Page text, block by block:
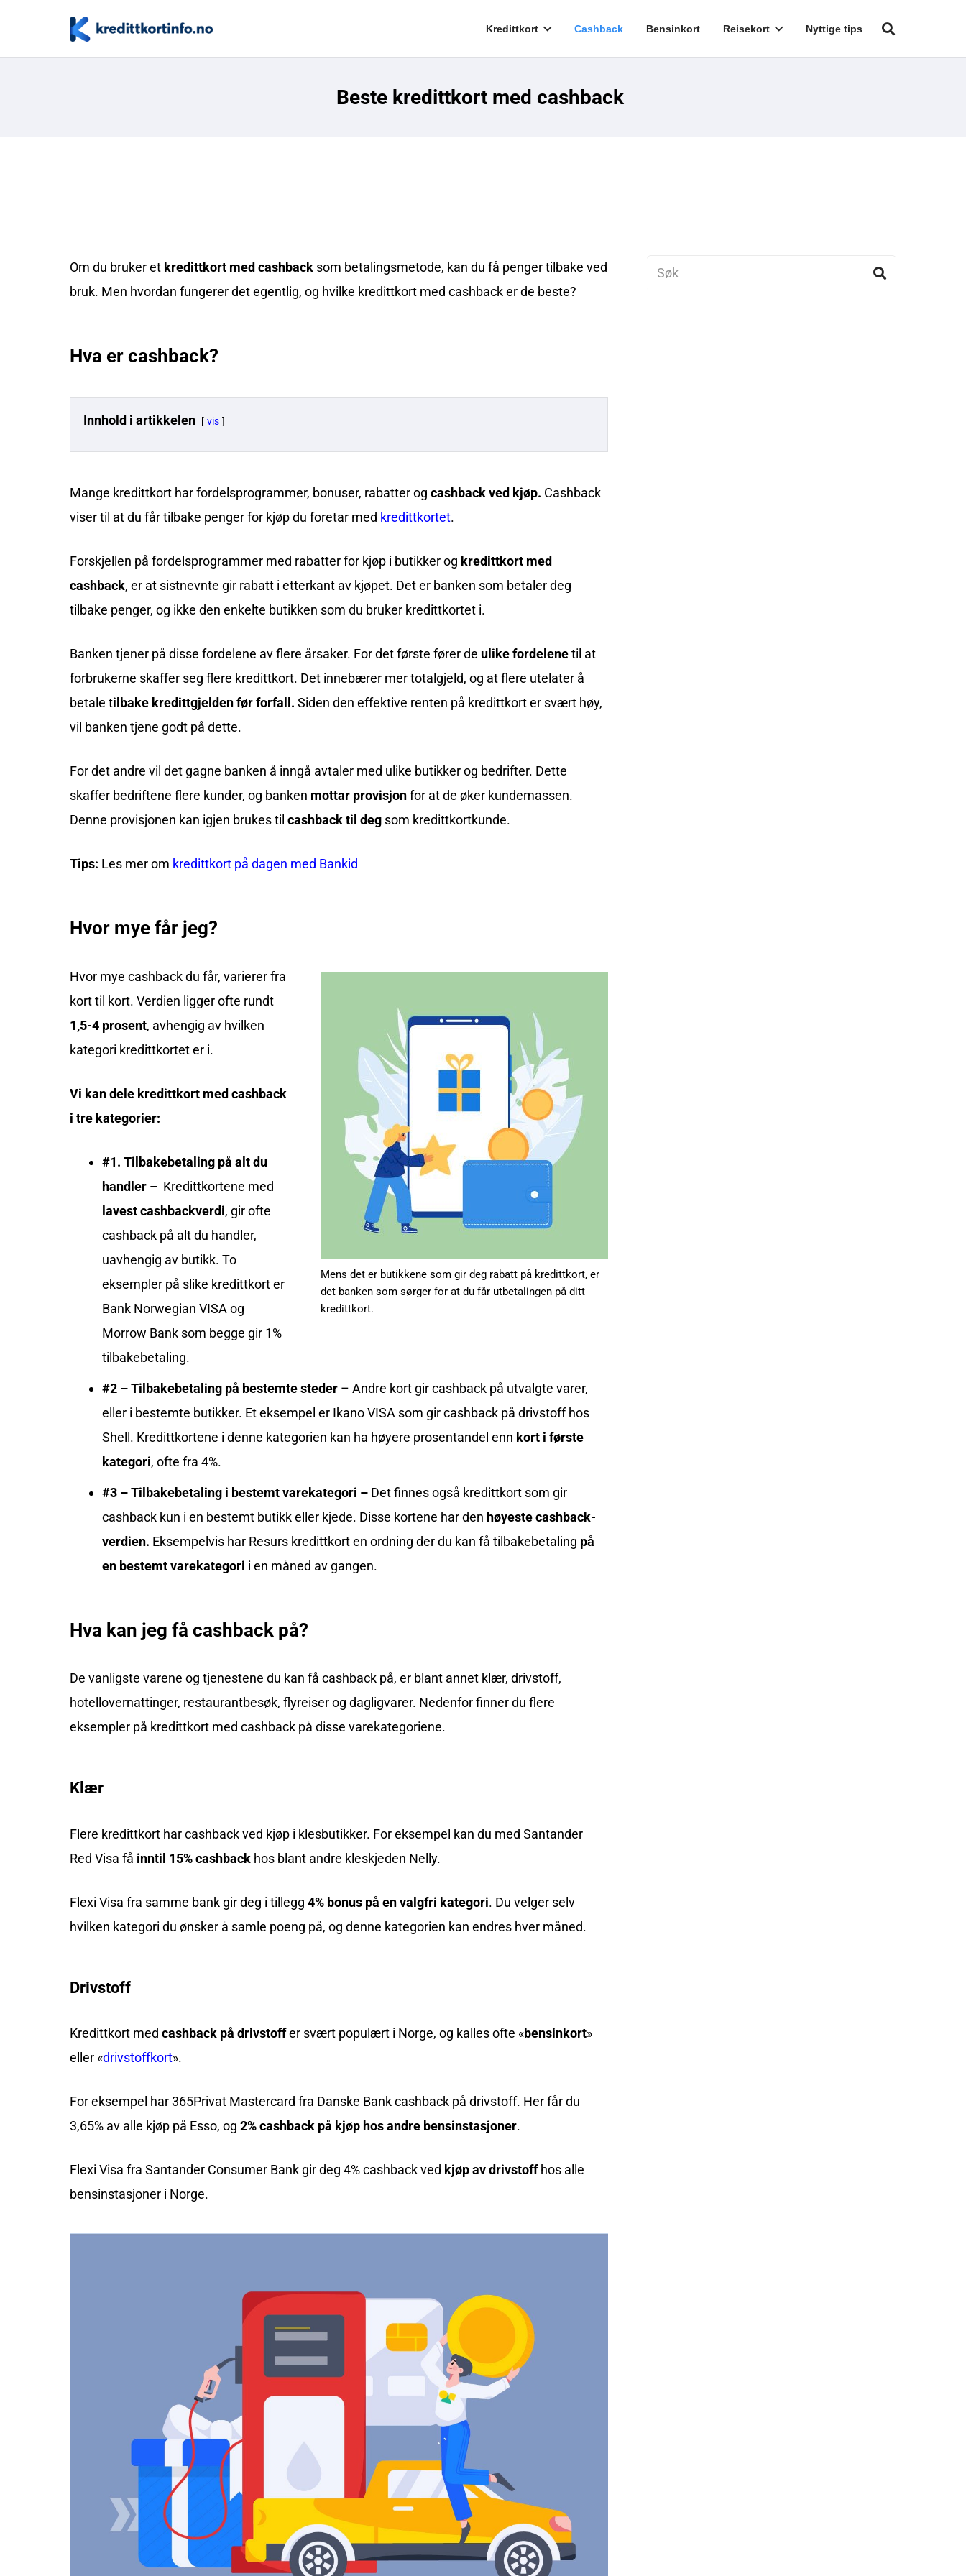
Kredittkort Cashback Bensinkort Reisekort Nyttige tips
Beste kredittkort med cashback
Om du bruker et kredittkort med cashback som betalingsmetode, kan du få penger tilbake ved
bruk. Men hvordan fungerer det egentlig, og hvilke kredittkort med cashback er de beste?
Hva er cashback?
Innhold i artikkelen vis
Mange kredittkort har fordelsprogrammer, bonuser, rabatter og cashback ved kjøp. Cashback
viser til at du får tilbake penger for kjøp du foretar med kredittkortet.
Forskjellen på fordelsprogrammer med rabatter for kjøp i butikker og kredittkort med
cashback, er at sistnevnte gir rabatt i etterkant av kjøpet. Det er banken som betaler deg
tilbake penger, og ikke den enkelte butikken som du bruker kredittkortet i.
Banken tjener på disse fordelene av flere årsaker. For det første fører de ulike fordelenetil at
forbrukerne skaffer seg flere kredittkort. Det innebærer mer totalgjeld, og at flere utelater å
betale tilbake kredittgjelden før forfall. Siden den effektive renten på kredittkort er svært høy,
vil banken tjene godt på dette.
For det andre vil det gagne banken å inngå avtaler med ulike butikker og bedrifter. Dette
skaffer bedriftene flere kunder, og banken mottar provisjonfor at de øker kundemassen.
Denne provisjonen kan igjen brukes til cashback til deg som kredittkortkunde.
Tips: Les mer om kredittkort på dagen med Bankid
Hvor mye får jeg?
Mens det er butikkene som gir deg rabatt på kredittkort, er
det banken som sørger for at du får utbetalingen på ditt
kredittkort.
Hvor mye cashback du får, varierer fra
kort til kort. Verdien ligger ofte rundt
1,5-4 prosent, avhengig av hvilken
kategori kredittkortet er i.
Vi kan dele kredittkort med cashback
i tre kategorier:
#1. Tilbakebetaling på alt du
handler – Kredittkortene med
lavest cashbackverdi, gir ofte
cashback på alt du handler,
uavhengig av butikk. To
eksempler på slike kredittkort er
Bank Norwegian VISA og
Morrow Bank som begge gir 1%
tilbakebetaling.
#2 – Tilbakebetaling på bestemte steder – Andre kort gir cashback på utvalgte varer,
eller i bestemte butikker. Et eksempel er Ikano VISA som gir cashback på drivstoff hos
Shell. Kredittkortene i denne kategorien kan ha høyere prosentandel enn kort i første
kategori, ofte fra 4%.
#3 – Tilbakebetaling i bestemt varekategori – Det finnes også kredittkort som gir
cashback kun i en bestemt butikk eller kjede. Disse kortene har den høyeste cashback-
verdien. Eksempelvis har Resurs kredittkorten ordning der du kan få tilbakebetaling på
en bestemt varekategori i en måned av gangen.
Hva kan jeg få cashback på?
De vanligste varene og tjenestene du kan få cashback på, er blant annet klær, drivstoff,
hotellovernattinger, restaurantbesøk, flyreiser og dagligvarer. Nedenfor finner du flere
eksempler på kredittkort med cashback på disse varekategoriene.
Klær
Flere kredittkort har cashback ved kjøp i klesbutikker. For eksempel kan du med Santander
Red Visa få inntil 15% cashback hos blant andre kleskjeden Nelly.
Flexi Visa fra samme bank gir deg i tillegg 4% bonus på en valgfri kategori. Du velger selv
hvilken kategori du ønsker å samle poeng på, og denne kategorien kan endres hver måned.
Drivstoff
Kredittkort med cashback på drivstoffer svært populært i Norge, og kalles ofte «bensinkort»
eller «drivstoffkort».
For eksempel har365Privat Mastercard fra Danske Bank cashback på drivstoff. Her får du
3,65% av alle kjøp på Esso, og 2% cashback på kjøp hos andre bensinstasjoner.
Flexi Visa fra Santander Consumer Bank gir deg 4% cashback ved kjøp av drivstoffhos alle
bensinstasjoner i Norge.